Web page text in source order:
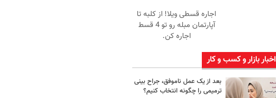
اجاره‌ قسطی ویلا! از کلبه تا
آپارتمان مبله رو تو 4 قسط
اجاره کن.
اخبار بازار و کسب و کار
بعد از یک عمل ناموفق، جراح بینی
ترمیمی را چگونه انتخاب کنیم؟